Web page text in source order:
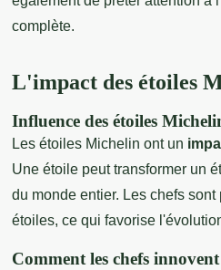
complète.
L'impact des étoiles
Influence des étoiles
Les étoiles Michelin ont un
Une étoile peut transformer un
du monde entier. Les chefs sont
étoiles, ce qui favorise
Comment les chefs